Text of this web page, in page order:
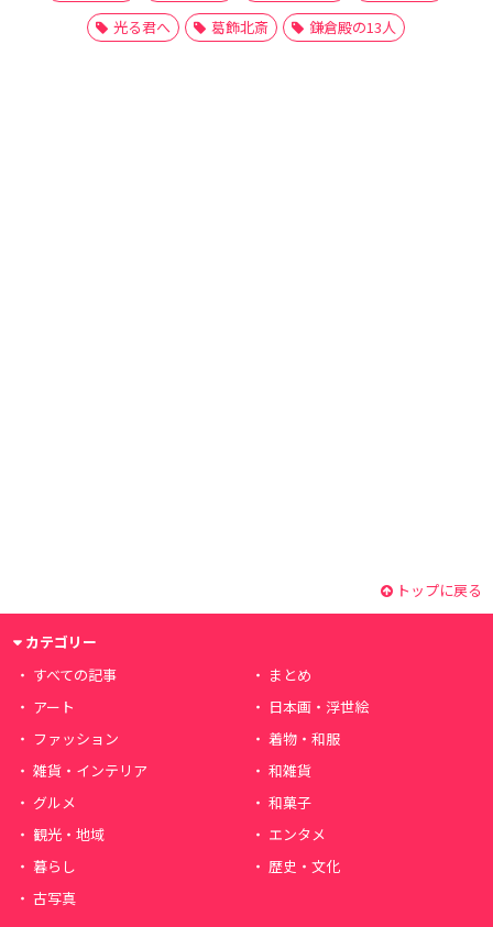
光る君へ
葛飾北斎 鎌倉殿の13人
トップに戻る
カテゴリー
すべての記事
まとめ
アート
日本画・浮世絵
ファッション
着物・和服
雑貨・インテリア
和雑貨
グルメ
和菓子
観光・地域
エンタメ
暮らし
歴史・文化
古写真